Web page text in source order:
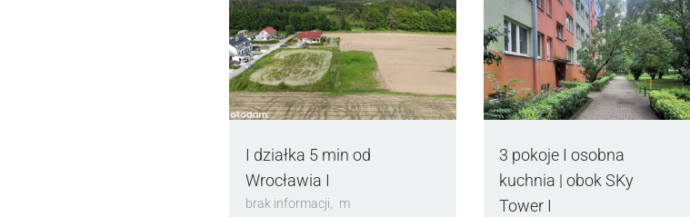
I działka 5 min od
Wrocławia I
brak informacji m
3 pokoje I osobna
kuchnia | obok SKy
Tower I